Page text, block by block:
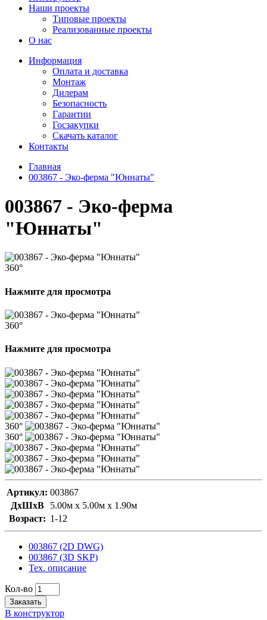
ПДД для детей
Спортивное оборудование
Кинологическое оборудование
Оборудование для пляжа
Для детей с ограниченными физическими
возможностями
Наши проекты
Типовые проекты
Реализованные проекты
О нас
Информация
Оплата и доставка
Монтаж
Дилерам
Безопасность
Гарантии
Госзакупки
Скачать каталог
Контакты
Главная
003867 - Эко-ферма "Юннаты"
003867 - Эко-ферма
"Юннаты"
360°
Нажмите для просмотра
360°
Нажмите для просмотра
360°
360°
Артикул: 003867
ДxШxВ
5.00м x 5.00м x 1.90м
Возраст: 1-12
003867 (2D DWG)
003867 (3D SKP)
Тех. описание
Кол-во
Заказать
В конструктор